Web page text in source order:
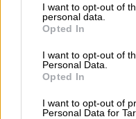
I want to opt-out of
personal data.
Opted In
I want to opt-out of
Personal Data.
Opted In
I want to opt-out of
Personal Data for
España ha pasado
provincias a la fase1
La estampa de las
de múltiples
la alegría con la que
restricciones- a la
muy tasados con